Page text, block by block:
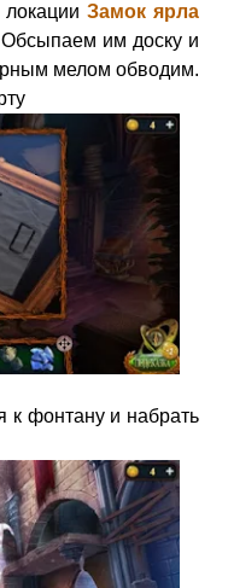
Замок ярла
им доску и
мелом обводим.
к фонтану и набрать